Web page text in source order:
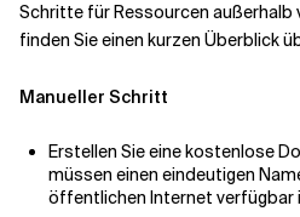
Schritte für Ressourcen außerhalb
finden Sie einen kurzen Überblick
Manueller Schritt
Erstellen Sie eine kostenlose
müssen einen eindeutigen
öffentlichen Internet verfügbar